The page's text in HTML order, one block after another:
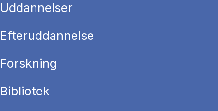
Uddannelser
Efteruddannelse
Forskning
Bibliotek